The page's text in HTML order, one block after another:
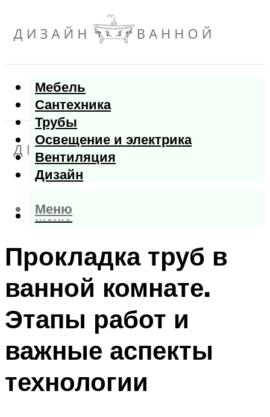
Мебель
Сантехника
Трубы
Освещение и электрика
Вентиляция
Дизайн
Меню
Меню
Прокладка труб в
ванной комнате.
Этапы работ и
важные аспекты
технологии